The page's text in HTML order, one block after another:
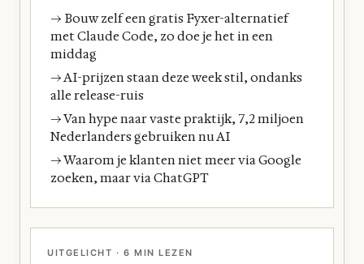
→ Bouw zelf een gratis Fyxer-alternatief
met Claude Code, zo doe je het in een
middag
→ AI-prijzen staan deze week stil, ondanks
alle release-ruis
→ Van hype naar vaste praktijk, 7,2 miljoen
Nederlanders gebruiken nu AI
→ Waarom je klanten niet meer via Google
zoeken, maar via ChatGPT
UITGELICHT · 6 MIN LEZEN